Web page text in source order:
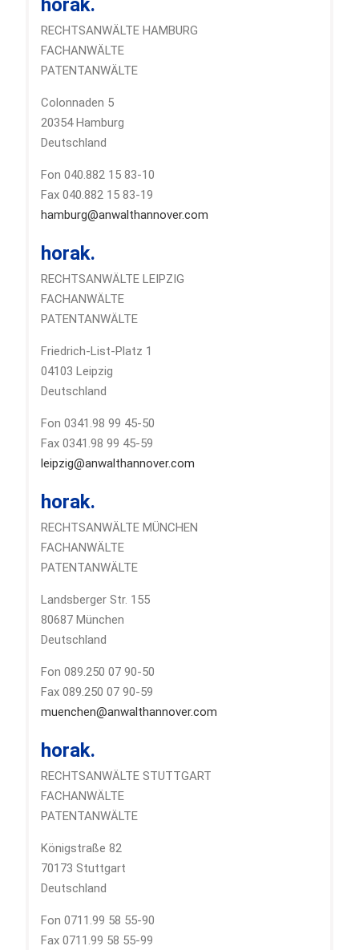
horak.
RECHTSANWÄLTE HAMBURG
FACHANWÄLTE
PATENTANWÄLTE
Colonnaden 5
20354 Hamburg
Deutschland
Fon 040.882 15 83-10
Fax 040.882 15 83-19
hamburg@anwalthannover.com
horak.
RECHTSANWÄLTE LEIPZIG
FACHANWÄLTE
PATENTANWÄLTE
Friedrich-List-Platz 1
04103 Leipzig
Deutschland
Fon 0341.98 99 45-50
Fax 0341.98 99 45-59
leipzig@anwalthannover.com
horak.
RECHTSANWÄLTE MÜNCHEN
FACHANWÄLTE
PATENTANWÄLTE
Landsberger Str. 155
80687 München
Deutschland
Fon 089.250 07 90-50
Fax 089.250 07 90-59
muenchen@anwalthannover.com
horak.
RECHTSANWÄLTE STUTTGART
FACHANWÄLTE
PATENTANWÄLTE
Königstraße 82
70173 Stuttgart
Deutschland
Fon 0711.99 58 55-90
Fax 0711.99 58 55-99